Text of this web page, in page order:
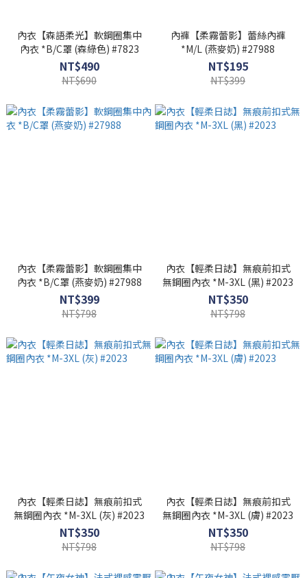
內衣【森語柔光】軟鋼圈集中
內衣 *B/C罩 (森綠色) #7823
NT$490
NT$690
內褲【柔霧蕾影】蕾絲內褲
*M/L (燕麥奶) #27988
NT$195
NT$399
內衣【柔霧蕾影】軟鋼圈集中
內衣 *B/C罩 (燕麥奶) #27988
NT$399
NT$798
內衣【輕柔日誌】無痕前扣式
無鋼圈內衣 *M-3XL (黑) #2023
NT$350
NT$798
內衣【輕柔日誌】無痕前扣式
無鋼圈內衣 *M-3XL (灰) #2023
NT$350
NT$798
內衣【輕柔日誌】無痕前扣式
無鋼圈內衣 *M-3XL (膚) #2023
NT$350
NT$798